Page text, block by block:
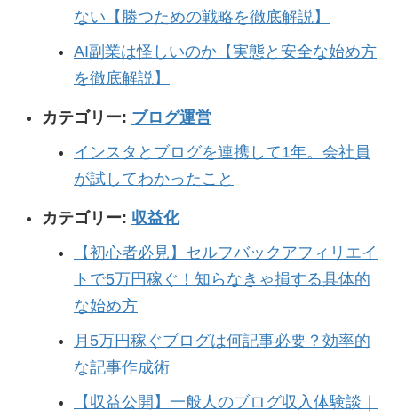
ない【勝つための戦略を徹底解説】
AI副業は怪しいのか【実態と安全な始め方
を徹底解説】
カテゴリー: ブログ運営
インスタとブログを連携して1年。会社員
が試してわかったこと
カテゴリー: 収益化
【初心者必見】セルフバックアフィリエイ
トで5万円稼ぐ！知らなきゃ損する具体的
な始め方
月5万円稼ぐブログは何記事必要？効率的
な記事作成術
【収益公開】一般人のブログ収入体験談｜